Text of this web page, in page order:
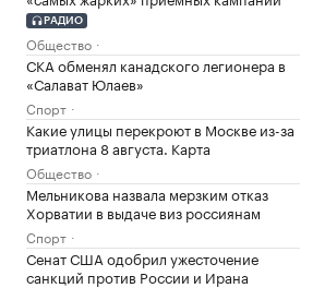
РАДИО
Общество
СКА обменял канадского легионера в
«Салават Юлаев»
Спорт
Какие улицы перекроют в Москве из-за
триатлона 8 августа. Карта
Общество
Мельникова назвала мерзким отказ
Хорватии в выдаче виз россиянам
Спорт
Сенат США одобрил ужесточение
санкций против России и Ирана